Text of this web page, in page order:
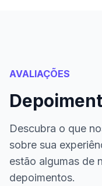
AVALIAÇÕES
Descubra o que
sobre sua
estão algumas de
depoimentos.